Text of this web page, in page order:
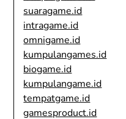
suaragame.id
intragame.id
omnigame.id
kumpulangames.id
biogame.id
kumpulangame.id
tempatgame.id
gamesproduct.id